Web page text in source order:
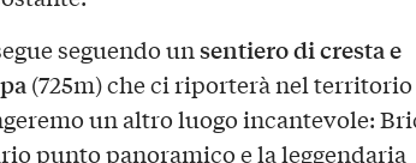
seguendo unsentiero di cresta e
(725m) che ci riporterà nel
un altro luogo incantevole:
punto panoramico e la leggendaria